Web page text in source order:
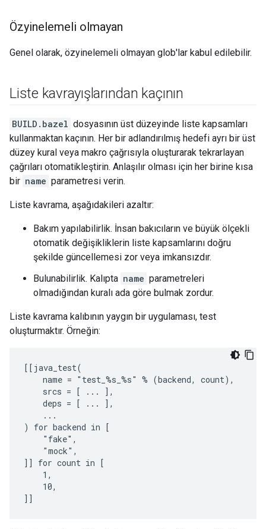
Özyinelemeli olmayan
Genel olarak, özyinelemeli olmayan glob'lar kabul edilebilir.
Liste kavrayışlarından kaçının
BUILD.bazel dosyasının üst düzeyinde liste kapsamları
kullanmaktan kaçının. Her bir adlandırılmış hedefi ayrı bir üst
düzey kural veya makro çağrısıyla oluşturarak tekrarlayan
çağrıları otomatikleştirin. Anlaşılır olması için her birine kısa
bir name parametresi verin.
Liste kavrama, aşağıdakileri azaltır:
Bakım yapılabilirlik. İnsan bakıcıların ve büyük ölçekli
otomatik değişikliklerin liste kapsamlarını doğru
şekilde güncellemesi zor veya imkansızdır.
Bulunabilirlik. Kalıpta name parametreleri
olmadığından kuralı ada göre bulmak zordur.
Liste kavrama kalıbının yaygın bir uygulaması, test
oluşturmaktır. Örneğin:
[[java_test(
    name = "test_%s_%s" % (backend, count),
    srcs = [ ... ],
    deps = [ ... ],
    ...
) for backend in [
    "fake",
    "mock",
]] for count in [
    1,
    10,